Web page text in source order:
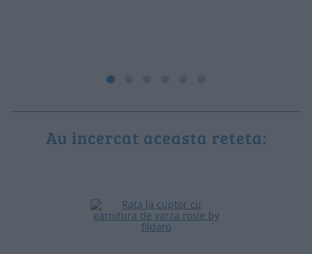
Au incercat aceasta reteta: